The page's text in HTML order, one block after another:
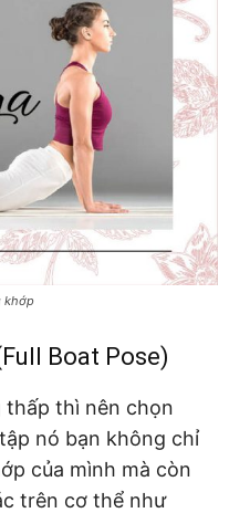
khớp
Boat Pose)
thấp thì nên chọn
nó bạn không chỉ
của mình mà còn
trên cơ thể như